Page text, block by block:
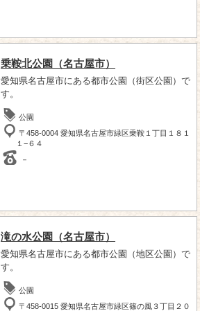
乗鞍北公園（名古屋市）
愛知県名古屋市にある都市公園（街区公園）で
す。
公園
〒458-0004 愛知県名古屋市緑区乗鞍１丁目１８１
１−６４
－
滝の水公園（名古屋市）
愛知県名古屋市にある都市公園（地区公園）で
す。
公園
〒458-0015 愛知県名古屋市緑区篠の風３丁目２０